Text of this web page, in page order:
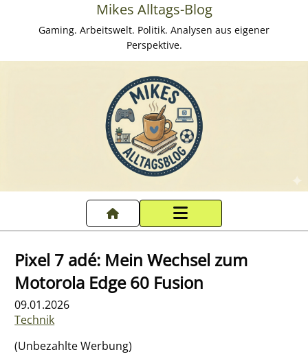
Mikes Alltags-Blog
Gaming. Arbeitswelt. Politik. Analysen aus eigener
Perspektive.
Datenschutzerklärung
Impressum
Über mich
Pixel 7 adé: Mein Wechsel zum
Motorola Edge 60 Fusion
09.01.2026
Technik
(Unbezahlte Werbung)